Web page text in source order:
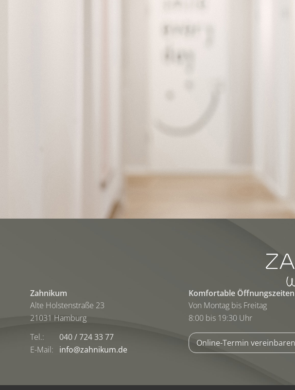
Zahnikum
Alte Holstenstraße 23
21031 Hamburg
Tel.:
040 / 724 33 77
E-Mail:
info@zahnikum.de
Komfortable Öffnungszeiten
Von Montag bis Freitag
8:00 bis 19:30 Uhr
Online-Termin vereinbaren